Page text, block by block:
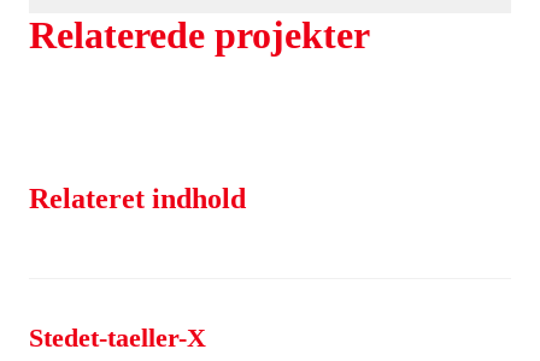
Relaterede projekter
Relateret indhold
Stedet-taeller-X